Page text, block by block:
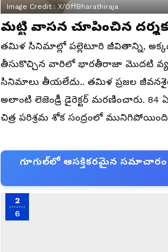
Image Credit : X/offBharathiraja
మట్టి వాసన చూపించిన
తమిళ సినిమాల్లో పల్లెటూరి జీవితాన్ని,
తీసుకొచ్చిన వారిలో భారతీరాజా మొదటి
సినిమాలు తీయలేదు.. తమిళ ప్రజల
అలాంటి లెజెండ్రీ డైరెక్టర్ మరణించారు.
చిత్ర పరిశ్రమ శోక సంద్రంలో మునిగిపోయింది.
గూగుల్‌లో ఆసక్తికరమైన సమాచారం
2
6